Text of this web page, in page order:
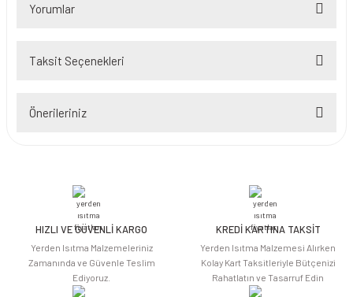
Yorumlar
Taksit Seçenekleri
Önerileriniz
iletebilirsiniz.
Görüş ve önerileriniz için teşekkür ederiz.
Ürün açıklamasında eksik bilgiler bulunuyor.
Ürün bilgilerinde hatalar bulunuyor.
HIZLI VE GÜVENLİ KARGO
Yerden Isıtma Malzemeleriniz
Zamanında ve Güvenle Teslim
Ediyoruz.
KREDİ KARTINA TAKSİT
Yerden Isıtma Malzemesi Alırken
Kolay Kart Taksitleriyle Bütçenizi
Rahatlatın ve Tasarruf Edin